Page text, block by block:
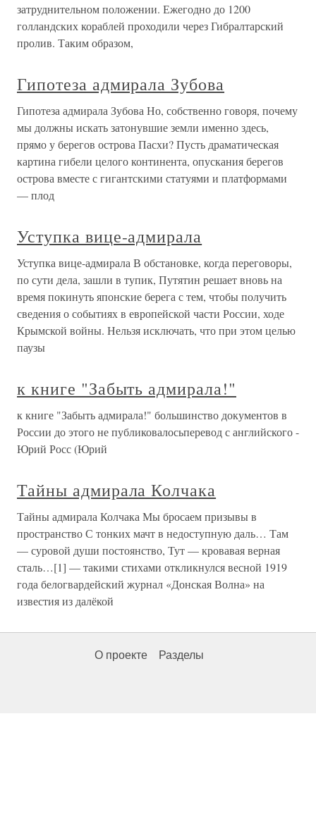
затруднительном положении. Ежегодно до 1200
голландских кораблей проходили через Гибралтарский
пролив. Таким образом,
Гипотеза адмирала Зубова
Гипотеза адмирала Зубова Но, собственно говоря, почему
мы должны искать затонувшие земли именно здесь,
прямо у берегов острова Пасхи? Пусть драматическая
картина гибели целого континента, опускания берегов
острова вместе с гигантскими статуями и платформами
— плод
Уступка вице-адмирала
Уступка вице-адмирала В обстановке, когда переговоры,
по сути дела, зашли в тупик, Путятин решает вновь на
время покинуть японские берега с тем, чтобы получить
сведения о событиях в европейской части России, ходе
Крымской войны. Нельзя исключать, что при этом целью
паузы
к книге "Забыть адмирала!"
к книге "Забыть адмирала!" большинство документов в
России до этого не публиковалосьперевод с английского -
Юрий Росс (Юрий
Тайны адмирала Колчака
Тайны адмирала Колчака Мы бросаем призывы в
пространство С тонких мачт в недоступную даль… Там
— суровой души постоянство, Тут — кровавая верная
сталь…[1] — такими стихами откликнулся весной 1919
года белогвардейский журнал «Донская Волна» на
известия из далёкой
О проекте Разделы